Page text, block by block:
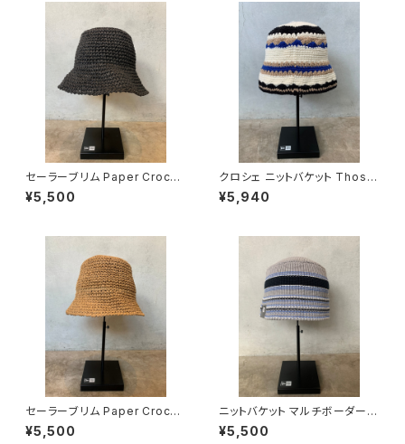
セーラーブリム Paper Croche
t Hat ブラック
¥5,500
クロシェ ニットバケット Those
summer days directed by
Keiko Hitotsuyama Vintag
¥5,940
セーラーブリム Paper Croche
t Hat ベージュ
¥5,500
ニットバケット マルチボーダー
ライトグレー
¥5,500